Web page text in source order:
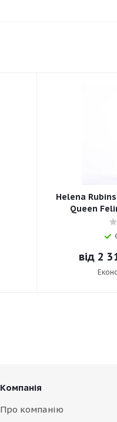
Helena
Queen
від 2
Компанія
Про компанію